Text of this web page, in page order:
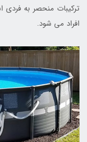
ترکیبات منحصر به
افراد می شود.